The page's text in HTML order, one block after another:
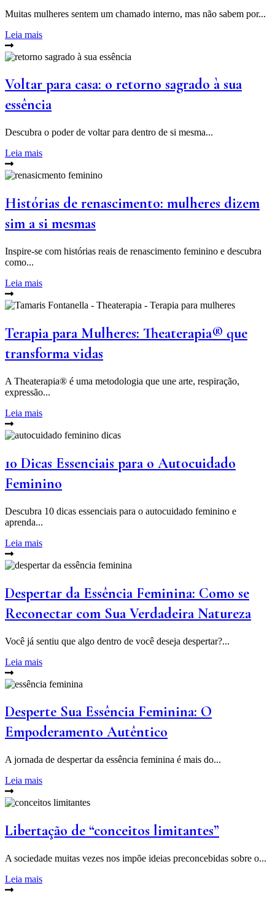
Muitas mulheres sentem um chamado interno, mas não sabem por...
Leia mais
Voltar para casa: o retorno sagrado à sua
essência
Descubra o poder de voltar para dentro de si mesma...
Leia mais
Histórias de renascimento: mulheres dizem
sim a si mesmas
Inspire-se com histórias reais de renascimento feminino e descubra
como...
Leia mais
Terapia para Mulheres: Theaterapia® que
transforma vidas
A Theaterapia® é uma metodologia que une arte, respiração,
expressão...
Leia mais
10 Dicas Essenciais para o Autocuidado
Feminino
Descubra 10 dicas essenciais para o autocuidado feminino e
aprenda...
Leia mais
Despertar da Essência Feminina: Como se
Reconectar com Sua Verdadeira Natureza
Você já sentiu que algo dentro de você deseja despertar?...
Leia mais
Desperte Sua Essência Feminina: O
Empoderamento Autêntico
A jornada de despertar da essência feminina é mais do...
Leia mais
Libertação de “conceitos limitantes”
A sociedade muitas vezes nos impõe ideias preconcebidas sobre o...
Leia mais